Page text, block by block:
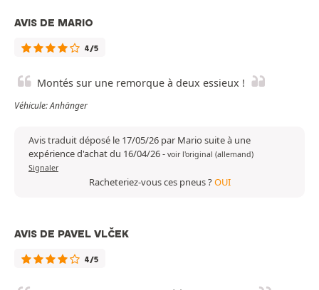
AVIS DE MARIO
4/5
Montés sur une remorque à deux essieux !
Véhicule: Anhänger
Avis traduit déposé le 17/05/26 par Mario suite à une
expérience d'achat du 16/04/26- voir l'original (allemand)
Signaler
Racheteriez-vous ces pneus ?OUI
AVIS DE PAVEL VLČEK
4/5